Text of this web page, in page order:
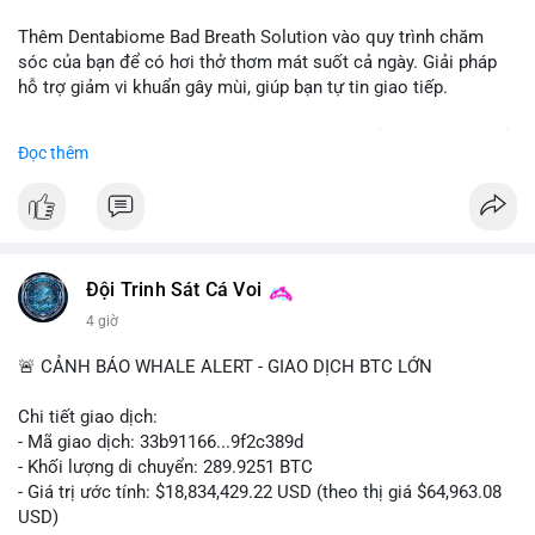
Thêm Dentabiome Bad Breath Solution vào quy trình chăm
sóc của bạn để có hơi thở thơm mát suốt cả ngày. Giải pháp
hỗ trợ giảm vi khuẩn gây mùi, giúp bạn tự tin giao tiếp.
lớn cho nụ cười khỏe mạnh.
#dentabiome #badbreathsolution
Đọc thêm
Đội Trinh Sát Cá Voi
4 giờ
🚨 CẢNH BÁO WHALE ALERT - GIAO DỊCH BTC LỚN
Chi tiết giao dịch:
- Mã giao dịch: 33b91166...9f2c389d
- Khối lượng di chuyển: 289.9251 BTC
- Giá trị ước tính: $18,834,429.22 USD (theo thị giá $64,963.08
USD)